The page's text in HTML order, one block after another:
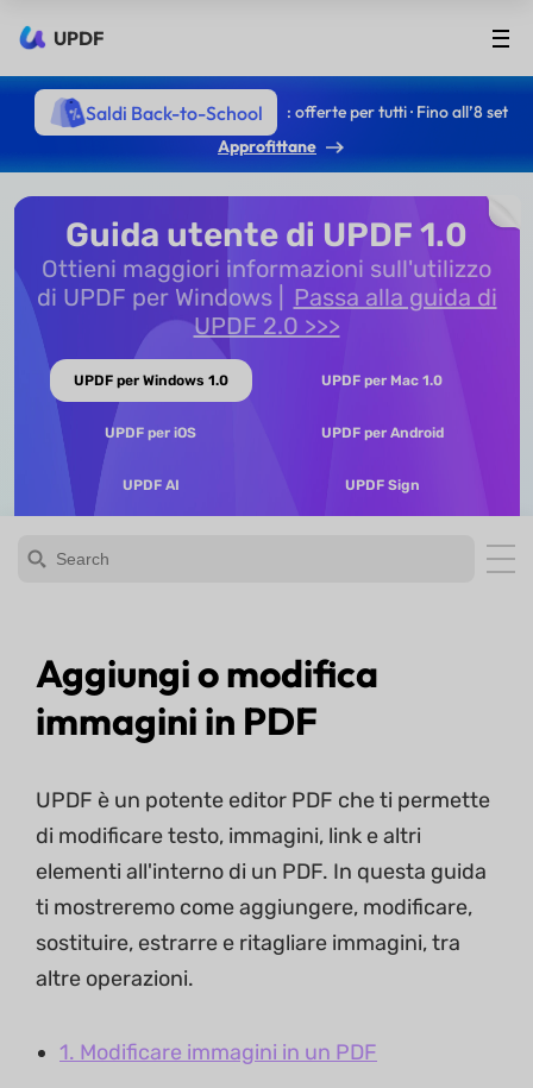
UPDF
Saldi Back-to-School
: offerte per tutti · Fino all’8 set
Approfittane
Guida utente di UPDF 1.0
Ottieni maggiori informazioni sull'utilizzo
di UPDF per Windows
Passa alla guida di
UPDF 2.0 >>>
UPDF per Windows 1.0 UPDF per Mac 1.0
UPDF per iOS UPDF per Android
UPDF AI UPDF Sign
Aggiungi o modifica
immagini in PDF
UPDF è un potente editor PDF che ti permette
di modificare testo, immagini, link e altri
elementi all'interno di un PDF. In questa guida
ti mostreremo come aggiungere, modificare,
sostituire, estrarre e ritagliare immagini, tra
altre operazioni.
1. Modificare immagini in un PDF